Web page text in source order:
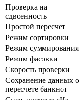
Проверка на
сдвоенность
Простой пересчет
Режим сортировки
Режим суммирования
Режим фасовки
Скорость проверки
Сохранение данных о
пересчете банкнот